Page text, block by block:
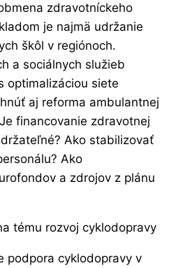
zdravotníckeho
je najmä udržanie
škôl v regiónoch.
a sociálnych služieb
optimalizáciou siete
aj reforma ambulantnej
financovanie zdravotnej
Ako stabilizovať
Ako
a zdrojov z plánu
tému rozvoj cyklodopravy
podpora cyklodopravy v